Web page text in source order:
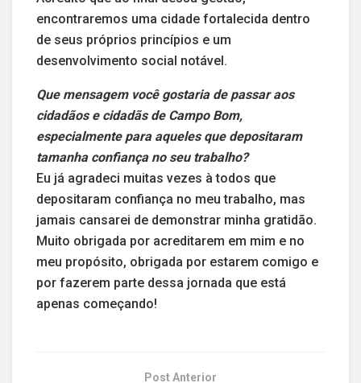
encontraremos uma cidade fortalecida dentro
de seus próprios princípios e um
desenvolvimento social notável.
Que mensagem você gostaria de passar aos
cidadãos e cidadãs de Campo Bom,
especialmente para aqueles que depositaram
tamanha confiança no seu trabalho?
Eu já agradeci muitas vezes à todos que
depositaram confiança no meu trabalho, mas
jamais cansarei de demonstrar minha gratidão.
Muito obrigada por acreditarem em mim e no
meu propósito, obrigada por estarem comigo e
por fazerem parte dessa jornada que está
apenas começando!
Post Anterior